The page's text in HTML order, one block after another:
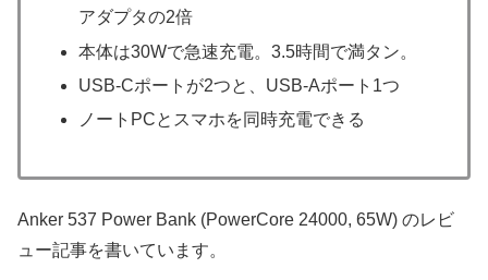
アダプタの2倍
本体は30Wで急速充電。3.5時間で満タン。
USB-Cポートが2つと、USB-Aポート1つ
ノートPCとスマホを同時充電できる
Anker 537 Power Bank (PowerCore 24000, 65W) のレビ
ュー記事を書いています。